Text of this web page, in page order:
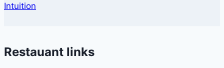
Intuition
Restauant links